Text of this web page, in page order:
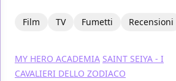
Film TV Fumetti Recensioni
MY HERO ACADEMIA SAINT SEIYA - I
CAVALIERI DELLO ZODIACO